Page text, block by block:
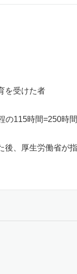
を受けた者
の115時間=250時
、厚生労働省が